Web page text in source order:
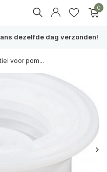
0
dezelfde dag verzonden!
voor pom...